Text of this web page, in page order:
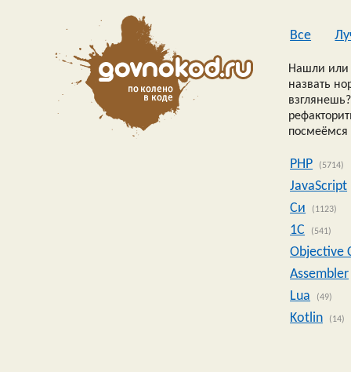
Все
Нашли или
назвать
посмеёмся
PHP (5714)
JavaScript
Си
(1123)
1C (541)
Objective
Assembler
Lua
(49)
Kotlin (14)